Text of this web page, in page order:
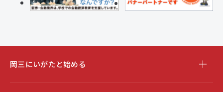
岡三にいがたと始める